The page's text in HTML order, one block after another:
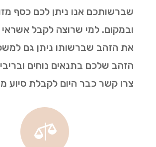
שברשותכם אנו ניתן לכם כסף
ובמקום. למי שרוצה לקבל אשראי
את הזהב שברשותו ניתן גם
הזהב שלכם בתנאים נוחים
צרו קשר כבר היום לקבלת סיוע
